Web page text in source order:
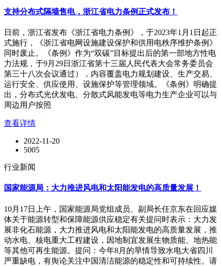
支持分布式隔墙售电，浙江省电力条例正式发布！
日前，浙江省发布《浙江省电力条例》，于2023年1月1日起正
式施行，《浙江省电网设施建设保护和供用电秩序维护条例》
同时废止。《条例》作为“双碳”目标提出后的第一部地方性电
力法规，于9月29日浙江省第十三届人民代表大会常务委员会
第三十八次会议通过），内容覆盖电力规划建设、生产交易、
运行安全、供应使用、设施保护等管理领域。《条例》明确提
出，分布式光伏发电、分散式风能发电等电力生产企业可以与
周边用户按照
查看详情
2022-11-20
5005
行业新闻
国家能源局：大力推进风电和太阳能发电的高质量发展！
10月17日上午，国家能源局党组成员、副局长任京东在回应媒
体关于能源转型和保障能源供应稳定有关提问时表示：大力发
展非化石能源，大力推进风电和太阳能发电的高质量发展，推
动水电、核电重大工程建设，因地制宜发展生物质能、地热能
等其他可再生能源。提问：今年8月的旱情导致水电大省四川
严重缺电，有舆论关注中国清洁能源的稳定性和可持续性。请